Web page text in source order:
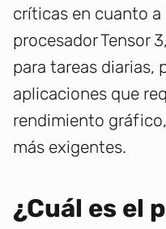
críticas en cuanto
procesador Tensor
para tareas diarias,
aplicaciones que
rendimiento
más exigentes.
¿Cuál es el